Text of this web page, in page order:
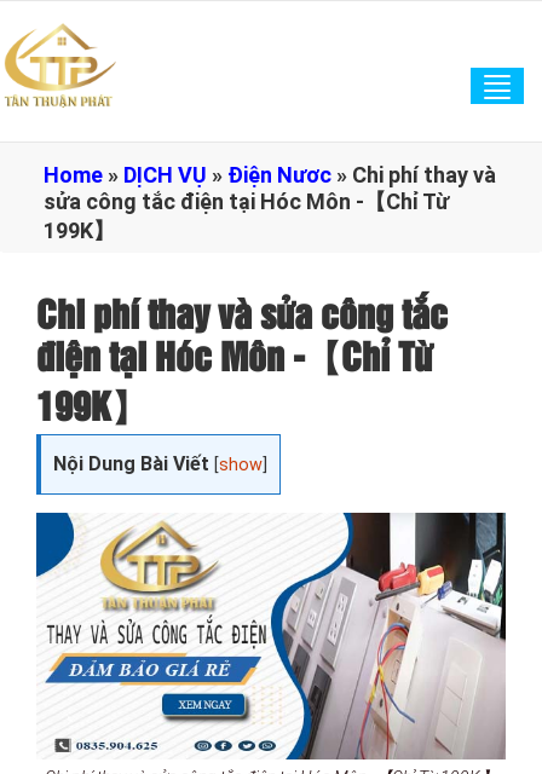
Home » DỊCH VỤ » Điện Nươc » Chi phí thay và
sửa công tắc điện tại Hóc Môn -【Chỉ Từ
199K】
Chi phí thay và sửa công tắc
điện tại Hóc Môn -【Chỉ Từ
199K】
Nội Dung Bài Viết [show